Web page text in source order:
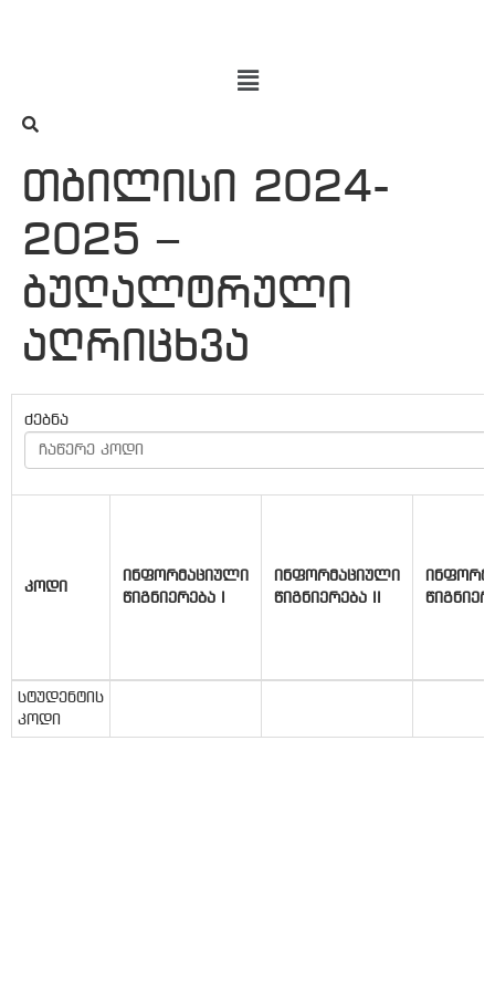
თბილისი 2024-
2025 –
ბუღალტრული
აღრიცხვა
ძებნა
კოდი
ინფორმაციული
წიგნიერება I
ინფორმაციული
წიგნიერება II
სტუდენტის
კოდი